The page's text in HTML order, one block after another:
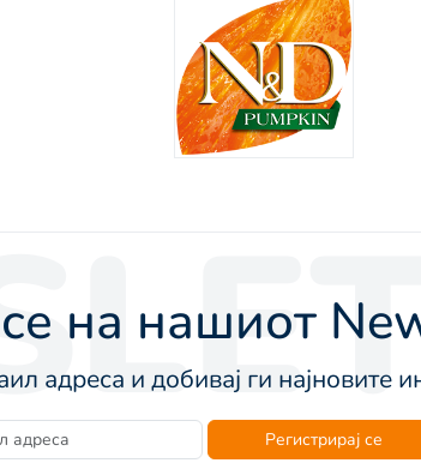
на нашиот
адреса и добивај ги најновите
Регистрирај се